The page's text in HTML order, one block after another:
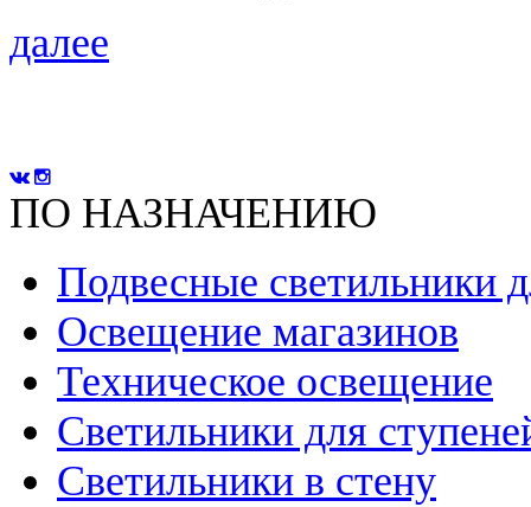
далее
ПО НАЗНАЧЕНИЮ
Подвесные светильники
Освещение магазинов
Техническое освещение
Светильники для
Светильники в стену